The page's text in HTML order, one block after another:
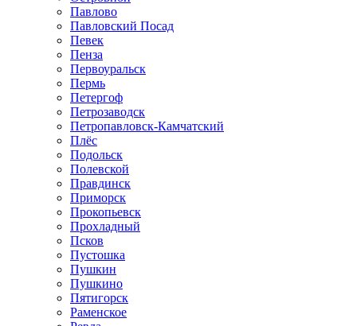
Павлово
Павловский Посад
Певек
Пенза
Первоуральск
Пермь
Петергоф
Петрозаводск
Петропавловск-Камчатский
Плёс
Подольск
Полевской
Правдинск
Приморск
Прокопьевск
Прохладный
Псков
Пустошка
Пушкин
Пушкино
Пятигорск
Раменское